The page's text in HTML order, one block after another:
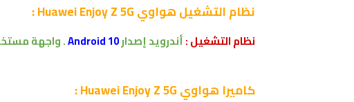
نظام التشغيلهواوي Huawei Enjoy Z 5G :
نظام التشغيل :أندرويدإصدارAndroid 10
.واجهة
كاميرا هواوي Huawei Enjoy Z 5G :